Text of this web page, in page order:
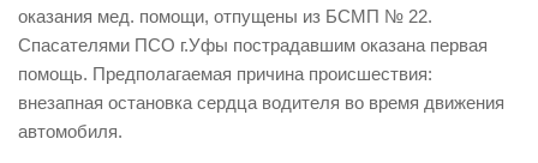
оказания мед. помощи, отпущены из БСМП № 22.
Спасателями ПСО г.Уфы пострадавшим оказана первая
помощь. Предполагаемая причина происшествия:
внезапная остановка сердца водителя во время движения
автомобиля.